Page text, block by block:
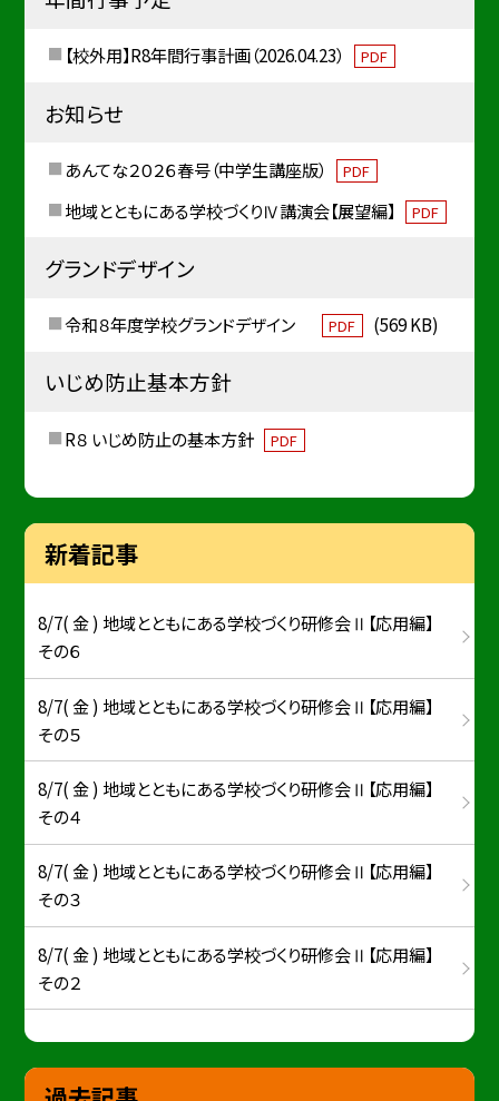
【校外用】R8年間行事計画（2026.04.23） PDF
お知らせ
あんてな２０２６春号（中学生講座版） PDF
地域とともにある学校づくりⅣ講演会【展望編】 PDF
グランドデザイン
令和８年度学校グランドデザイン PDF (569 KB)
いじめ防止基本方針
R８ いじめ防止の基本方針 PDF
新着記事
8/7( 金 ) 地域とともにある学校づくり研修会Ⅱ【応用編】
その６
8/7( 金 ) 地域とともにある学校づくり研修会Ⅱ【応用編】
その５
8/7( 金 ) 地域とともにある学校づくり研修会Ⅱ【応用編】
その４
8/7( 金 ) 地域とともにある学校づくり研修会Ⅱ【応用編】
その３
8/7( 金 ) 地域とともにある学校づくり研修会Ⅱ【応用編】
その２